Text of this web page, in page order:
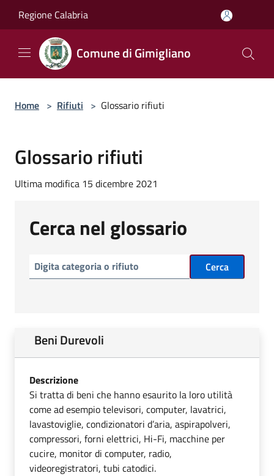
Regione Calabria
Comune di Gimigliano
Home > Rifiuti > Glossario rifiuti
Glossario rifiuti
Ultima modifica 15 dicembre 2021
Cerca nel glossario
Cerca
Beni Durevoli
Descrizione
Si tratta di beni che hanno esaurito la loro utilità
come ad esempio televisori, computer, lavatrici,
lavastoviglie, condizionatori d’aria, aspirapolveri,
compressori, forni elettrici, Hi-Fi, macchine per
cucire, monitor di computer, radio,
videoregistratori, tubi catodici.